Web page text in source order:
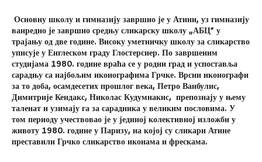
Основну школу и гимназију завршио је у Атини, уз гимназију
ванредно је завршио средњу сликарску школу „АБЦ” у
трајању од две године. Високу уметничку школу за сликарство
уписује у Енглеском граду Глостерсиер. По завршеним
студијама 1980. године враћа се у родни град и успоставља
сарадњу са најбољим иконографима Грчке. Врсни иконографи
за то доба, осамдесетих прошлог века, Петро Ванбулис,
Димитрије Кендакс, Николас Кудумнакис, препознају у њему
таленат и узимају га за сарадника у великим пословима. У
том периоду учествовао је у јединој колективној изложби у
животу 1980. године у Паризу, на којој су сликари Атине
преставили Грчко сликарство иконама и фрескама.